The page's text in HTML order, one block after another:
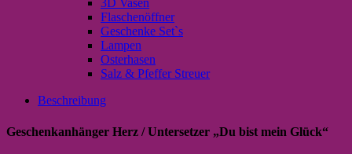
3D Vasen
Flaschenöffner
Geschenke Set`s
Lampen
Osterhasen
Salz & Pfeffer Streuer
Beschreibung
Geschenkanhänger Herz / Untersetzer „Du bist mein Glück“